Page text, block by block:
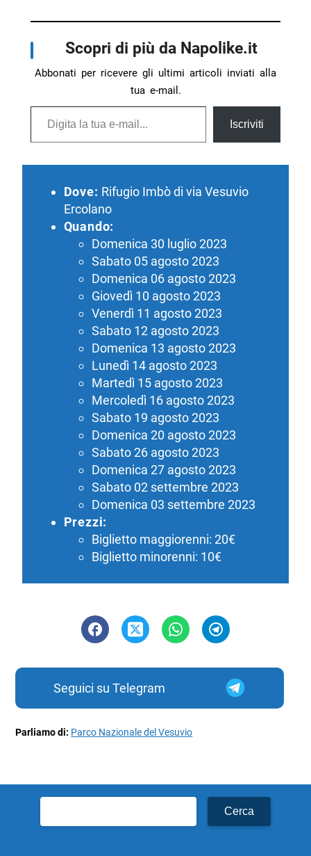
Scopri di più da Napolike.it
Abbonati per ricevere gli ultimi articoli inviati alla
tua e-mail.
Digita la tua e-mail...
Iscriviti
Dove: Rifugio Imbò di via Vesuvio
Ercolano
Quando:
Domenica 30 luglio 2023
Sabato 05 agosto 2023
Domenica 06 agosto 2023
Giovedì 10 agosto 2023
Venerdì 11 agosto 2023
Sabato 12 agosto 2023
Domenica 13 agosto 2023
Lunedì 14 agosto 2023
Martedì 15 agosto 2023
Mercoledì 16 agosto 2023
Sabato 19 agosto 2023
Domenica 20 agosto 2023
Sabato 26 agosto 2023
Domenica 27 agosto 2023
Sabato 02 settembre 2023
Domenica 03 settembre 2023
Prezzi:
Biglietto maggiorenni: 20€
Biglietto minorenni: 10€
Seguici su Telegram
Parliamo di: Parco Nazionale del Vesuvio
per: